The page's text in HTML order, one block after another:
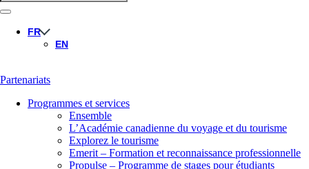
FR
EN
Partenariats
Programmes et services
Ensemble
L’Académie canadienne du voyage et du tourisme
Explorez le tourisme
Emerit – Formation et reconnaissance professionnelle
Propulse – Programme de stages pour étudiants